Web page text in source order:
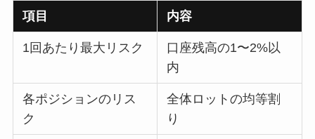
項目 内容
1回あたり最大リスク
口座残高の1〜2%以
内
各ポジションのリス
ク
全体ロットの均等割
り